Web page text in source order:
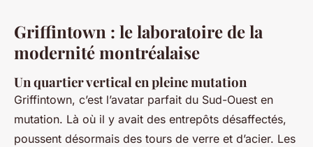
Griffintown : le laboratoire de la
modernité montréalaise
Un quartier vertical en pleine mutation
Griffintown, c’est l’avatar parfait du Sud-Ouest en
mutation. Là où il y avait des entrepôts désaffectés,
poussent désormais des tours de verre et d’acier. Les